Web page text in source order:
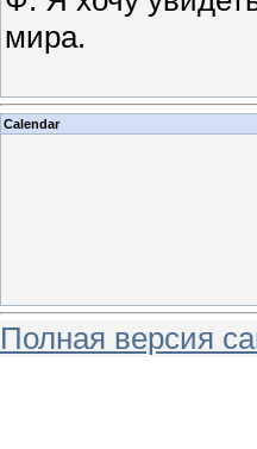
мира.
Calendar
Полная версия